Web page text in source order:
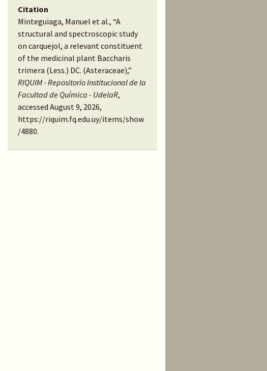
Citation
Minteguiaga, Manuel et al., “A
structural and spectroscopic study
on carquejol, a relevant constituent
of the medicinal plant Baccharis
trimera (Less.) DC. (Asteraceae),”
RIQUIM - Repositorio Institucional de la
Facultad de Química - UdelaR,
accessed August 9, 2026,
https://riquim.fq.edu.uy/items/show
/4880.